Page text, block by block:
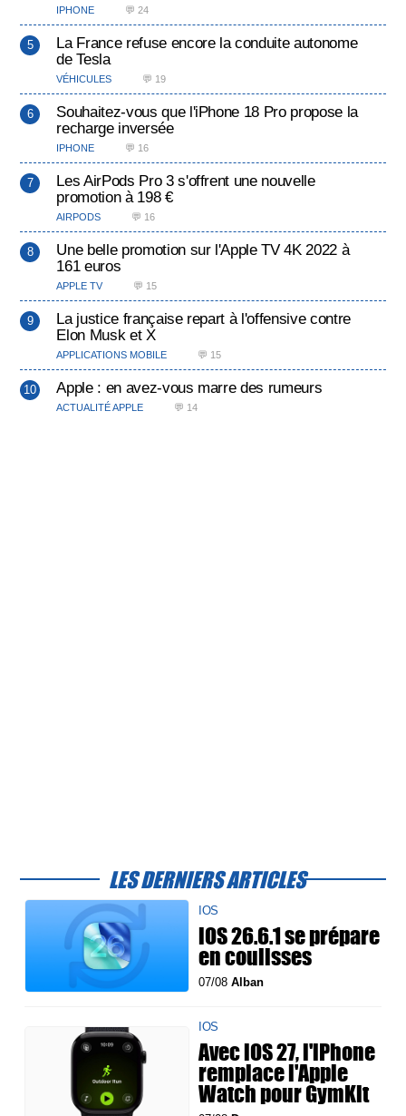
IPHONE 💬 24
La France refuse encore la conduite autonome
de Tesla
VÉHICULES 💬 19
Souhaitez-vous que l'iPhone 18 Pro propose la
recharge inversée
IPHONE 💬 16
Les AirPods Pro 3 s'offrent une nouvelle
promotion à 198 €
AIRPODS 💬 16
Une belle promotion sur l'Apple TV 4K 2022 à
161 euros
APPLE TV 💬 15
La justice française repart à l'offensive contre
Elon Musk et X
APPLICATIONS MOBILE 💬 15
Apple : en avez-vous marre des rumeurs
ACTUALITÉ APPLE 💬 14
LES DERNIERS ARTICLES
IOS
iOS 26.6.1 se prépare
en coulisses
07/08Alban
IOS
Avec iOS 27, l'iPhone
remplace l'Apple
Watch pour GymKit